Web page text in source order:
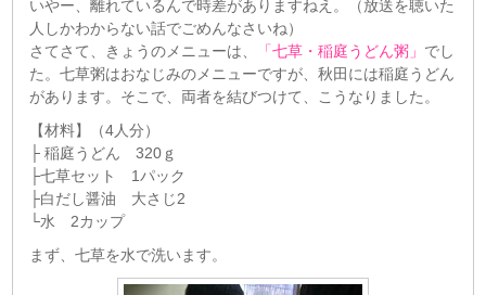
いやー、離れているんで時差がありますねえ。（放送を聴いた
人しかわからない話でごめんなさいね）
さてさて、きょうのメニューは、
「七草・稲庭うどん粥」 でし
た。七草粥はおなじみのメニューですが、秋田には稲庭うどん
があります。そこで、両者を結びつけて、こうなりました。
【材料】（4人分）
├ 稲庭うどん 320ｇ
├七草セット 1パック
├白だし醤油 大さじ2
└水 2カップ
まず、七草を水で洗います。